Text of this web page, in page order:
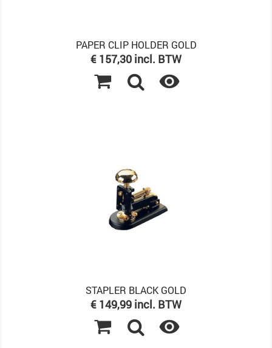
PAPER CLIP HOLDER GOLD
Prijs
€ 157,30 incl. BTW

STAPLER BLACK GOLD
Prijs
€ 149,99 incl. BTW
